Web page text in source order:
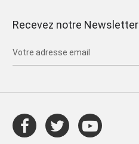
Recevez notre Newsletter